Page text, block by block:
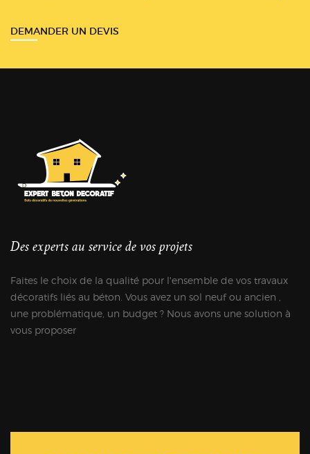
DEMANDER UN DEVIS
Des experts au service de vos projets
Faites le choix de la qualité pour l'ensemble de vos travaux
décoratifs liés au béton. Vous avez un sol neuf ou ancien ,
une problématique, un budget ? Nous avons une solution à
vous proposer